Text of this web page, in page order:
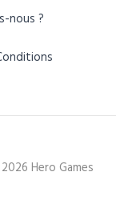
nous ?
Hero Games